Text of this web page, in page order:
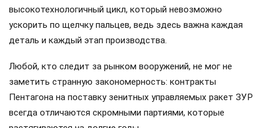
высокотехнологичный цикл, который невозможно
ускорить по щелчку пальцев, ведь здесь важна каждая
деталь и каждый этап производства.
Любой, кто следит за рынком вооружений, не мог не
заметить странную закономерность: контракты
Пентагона на поставку зенитных управляемых ракет ЗУР
всегда отличаются скромными партиями, которые